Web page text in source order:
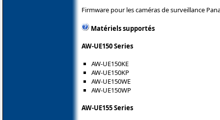
Firmware pour les caméras de surveillance
Matériels supportés
AW-UE150 Series
AW-UE150KE
AW-UE150KP
AW-UE150WE
AW-UE150WP
AW-UE155 Series